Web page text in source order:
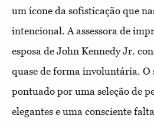
um ícone da sofisticação que
intencional. A assessora de
esposa de John Kennedy Jr.
quase de forma involuntária. O
pontuado por uma seleção de
elegantes e uma consciente